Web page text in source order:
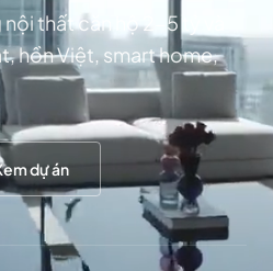
nội thất căn hộ 2-5 tỷ và
hồn Việt, smart home,
dự án